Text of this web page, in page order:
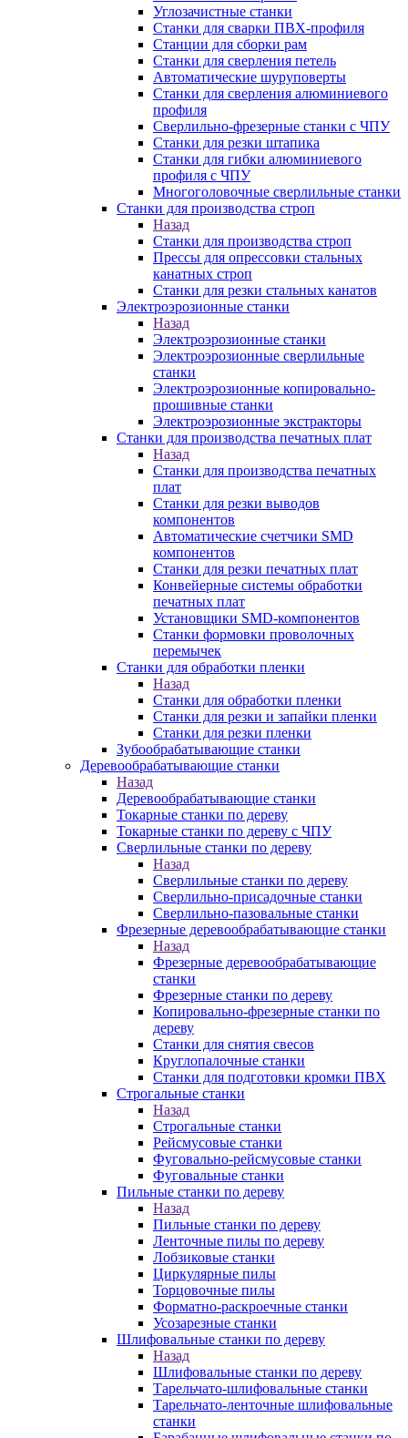
Углозачистные станки
Станки для сварки ПВХ-профиля
Станции для сборки рам
Станки для сверления петель
Автоматические шуруповерты
Станки для сверления алюминиевого
профиля
Сверлильно-фрезерные станки с ЧПУ
Станки для резки штапика
Станки для гибки алюминиевого
профиля с ЧПУ
Многоголовочные сверлильные станки
Станки для производства строп
Назад
Станки для производства строп
Прессы для опрессовки стальных
канатных строп
Станки для резки стальных канатов
Электроэрозионные станки
Назад
Электроэрозионные станки
Электроэрозионные сверлильные
станки
Электроэрозионные копировально-
прошивные станки
Электроэрозионные экстракторы
Станки для производства печатных плат
Назад
Станки для производства печатных
плат
Станки для резки выводов
компонентов
Автоматические счетчики SMD
компонентов
Станки для резки печатных плат
Конвейерные системы обработки
печатных плат
Установщики SMD-компонентов
Станки формовки проволочных
перемычек
Станки для обработки пленки
Назад
Станки для обработки пленки
Станки для резки и запайки пленки
Станки для резки пленки
Зубообрабатывающие станки
Деревообрабатывающие станки
Назад
Деревообрабатывающие станки
Токарные станки по дереву
Токарные станки по дереву с ЧПУ
Сверлильные станки по дереву
Назад
Сверлильные станки по дереву
Сверлильно-присадочные станки
Сверлильно-пазовальные станки
Фрезерные деревообрабатывающие станки
Назад
Фрезерные деревообрабатывающие
станки
Фрезерные станки по дереву
Копировально-фрезерные станки по
дереву
Станки для снятия свесов
Круглопалочные станки
Станки для подготовки кромки ПВХ
Строгальные станки
Назад
Строгальные станки
Рейсмусовые станки
Фуговально-рейсмусовые станки
Фуговальные станки
Пильные станки по дереву
Назад
Пильные станки по дереву
Ленточные пилы по дереву
Лобзиковые станки
Циркулярные пилы
Торцовочные пилы
Форматно-раскроечные станки
Усозарезные станки
Шлифовальные станки по дереву
Назад
Шлифовальные станки по дереву
Тарельчато-шлифовальные станки
Тарельчато-ленточные шлифовальные
станки